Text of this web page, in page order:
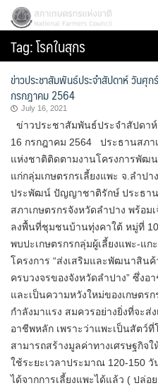
Skip
content
Search
for:
สภาเกษตรกรแห่งชาติ
Tag:โรคในสุกร
ข่าวประชาสัมพันธ์ประจำสัปดาห์ วันศุก
กรกฎาคม 2564
July 16, 2021
ข่าวประชาสัมพันธ์ประจำสัปดา
16 กรกฎาคม 2564 ประธานสภา
แห่งชาติติดตามงานโครงการพัฒ
แก่กลุ่มเกษตรกรเลี้ยงแพะ จ.ล
ประพัฒน์ ปัญญาชาติรักษ์ ประธาน
สภาเกษตรกรจังหวัดลำปาง พร้อม
ลงพื้นที่ชุมชนบ้านทุ่งคาใต้ หมู่ที่
พบปะเกษตรกรกลุ่มผู้เลี้ยงแพะ-แ
โครงการ “ส่งเสริมและพัฒนาสิน
ครบวงจรของจังหวัดลำปาง” ซึ่ง
และเป็นความหวังใหม่ของเกษตร
กำลังมาแรง สมควรอย่างยิ่งที่จะส่
อาชีพหลัก เพราะว่าแพะเป็นสัตว์ที่
สามารถสร้างมูลค่าทางเศรษฐกิจใ
ใช้ระยะเวลาประมาณ 120-150
ได้จากการเลี้ยงแพะได้แล้ว ( ปล่